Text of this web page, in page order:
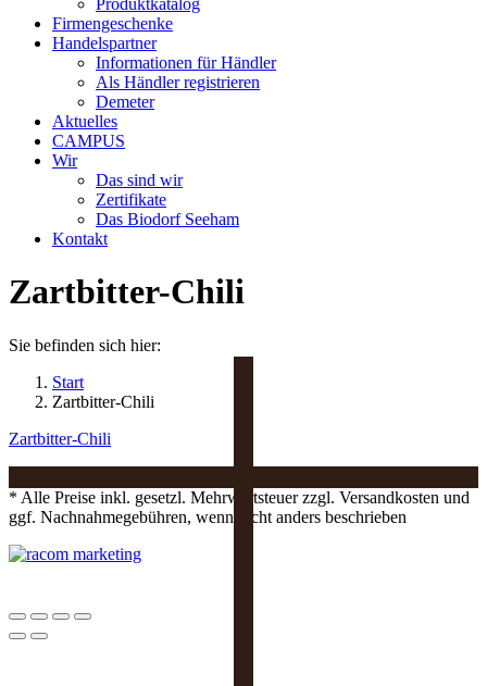
Produktkatalog
Firmengeschenke
Handelspartner
Informationen für Händler
Als Händler registrieren
Demeter
Aktuelles
CAMPUS
Wir
Das sind wir
Zertifikate
Das Biodorf Seeham
Kontakt
Zartbitter-Chili
Sie befinden sich hier:
Start
Zartbitter-Chili
Zartbitter-Chili
* Alle Preise inkl. gesetzl. Mehrwertsteuer zzgl. Versandkosten und
ggf. Nachnahmegebühren, wenn nicht anders beschrieben